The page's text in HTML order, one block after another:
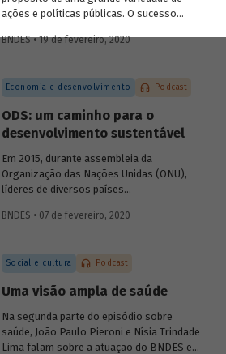
ações e políticas públicas. O sucesso
Alcançar o(s) objetivo(s) almejado(s)
monitorar e avaliar um conjunto de
foram alcançadas e, se necessário,
corrigir rumos.
BNDES • 19 de fevereiro, 2020
Economia e desenvolvimento Podcast
ODS: um caminho para o
desenvolvimento sustentável
Em 2015, durante assembleia da
Organização das Nações Unidas (ONU),
líderes de diversos países
comum em prol do desenvolvimento
Sustentável, os ODS. No sexto episódio
, Marta
Bandeira de Freitas (BNDES) e Tatiana
Araújo (CEBDS) falam sobre importância
dessa agenda para enfrentar os principais
desafios relacionados ao
BNDES • 07 de fevereiro, 2020
Social e cultura Podcast
Uma visão ampla de saúde
Na segunda parte do episódio sobre
saúde, João Paulo Pieroni e Nísia Trindade
Lima falam sobre a atuação do BNDES e